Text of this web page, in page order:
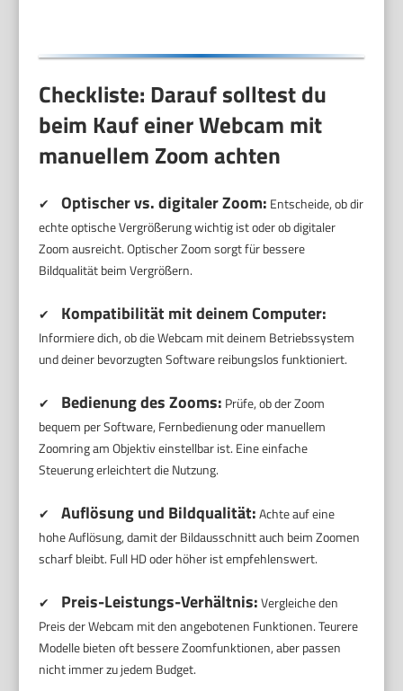
Checkliste: Darauf solltest du
beim Kauf einer Webcam mit
manuellem Zoom achten
✔ Optischer vs. digitaler Zoom: Entscheide, ob dir
echte optische Vergrößerung wichtig ist oder ob digitaler
Zoom ausreicht. Optischer Zoom sorgt für bessere
Bildqualität beim Vergrößern.
✔ Kompatibilität mit deinem Computer:
Informiere dich, ob die Webcam mit deinem Betriebssystem
und deiner bevorzugten Software reibungslos funktioniert.
✔ Bedienung des Zooms: Prüfe, ob der Zoom
bequem per Software, Fernbedienung oder manuellem
Zoomring am Objektiv einstellbar ist. Eine einfache
Steuerung erleichtert die Nutzung.
✔ Auflösung und Bildqualität:Achte auf eine
hohe Auflösung, damit der Bildausschnitt auch beim Zoomen
scharf bleibt. Full HD oder höher ist empfehlenswert.
✔ Preis-Leistungs-Verhältnis:Vergleiche den
Preis der Webcam mit den angebotenen Funktionen. Teurere
Modelle bieten oft bessere Zoomfunktionen, aber passen
nicht immer zu jedem Budget.